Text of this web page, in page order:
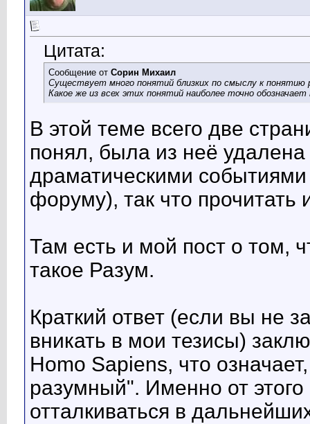
Цитата:
Сообщение от Cорин Михаил
Существует много понятий близких по смыслу к понятию
Какое же из всех этих понятий наиболее точно
В этой теме всего две
понял, была из неё
драматическими
форуму), так что прочитать
Там есть и мой пост о том,
такое Разум.
Краткий ответ (если вы не
вникать в мои тезисы)
Homo Sapiens, что
разумный". Именно от
отталкиваться в